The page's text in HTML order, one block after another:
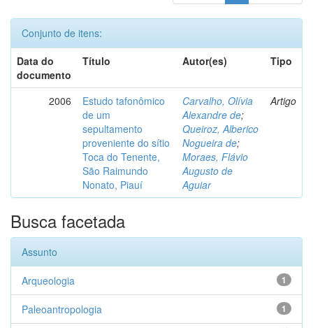
Conjunto de itens:
Data do
documento
Título Autor(es) Tipo
2006
Estudo tafonômico
de um
sepultamento
proveniente do sítio
Toca do Tenente,
São Raimundo
Nonato, Piauí
Carvalho, Olívia
Alexandre de;
Queiroz, Alberico
Nogueira de;
Moraes, Flávio
Augusto de
Aguiar
Artigo
Busca facetada
Assunto
1
Arqueologia
1
Paleoantropologia